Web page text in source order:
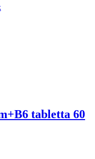
tabletta 60